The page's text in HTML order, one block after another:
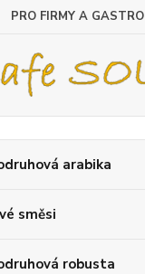
PRO FIRMY A GASTRO
arabika
směsi
robusta